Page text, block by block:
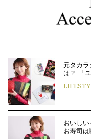
元タカ
は？ 「
おいし
お寿司